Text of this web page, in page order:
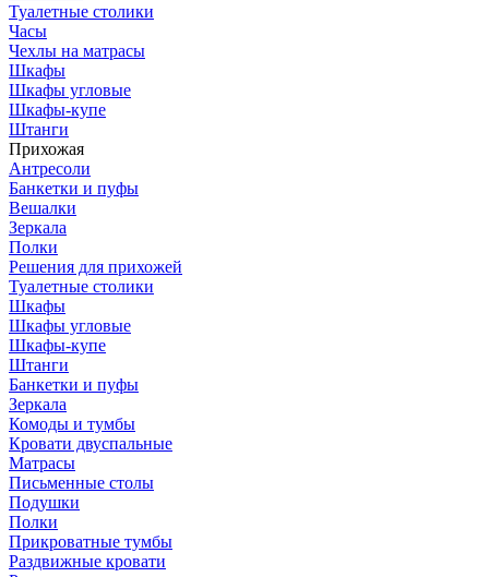
Туалетные столики
Часы
Чехлы на матрасы
Шкафы
Шкафы угловые
Шкафы-купе
Штанги
Прихожая
Антресоли
Банкетки и пуфы
Вешалки
Зеркала
Полки
Решения для прихожей
Туалетные столики
Шкафы
Шкафы угловые
Шкафы-купе
Штанги
Банкетки и пуфы
Зеркала
Комоды и тумбы
Кровати двуспальные
Матрасы
Письменные столы
Подушки
Полки
Прикроватные тумбы
Раздвижные кровати